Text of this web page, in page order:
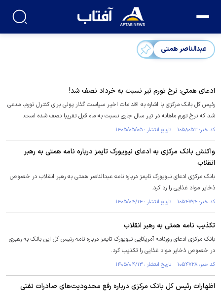
عبدالناصر همتی
ادعای همتی: نرخ تورم تیر نسبت به خرداد نصف شد!
رئیس کل بانک مرکزی با اشاره به اقدامات اخیر سیاست گذار پولی برای کنترل تورم، مدعی
شد که نرخ تورم ماهانه در تیر سال جاری نسبت به ماه قبل تقریبا نصف شده است.
کد خبر: ۱۰۵۸۰۵۳ تاریخ انتشار : ۱۴۰۵/۰۵/۰۵
واکنش بانک مرکزی به ادعای نیویورک تایمز درباره نامه همتی به رهبر
انقلاب
بانک مرکزی ادعای نیویورک تایمز درباره نامه عبدالناصر همتی به رهبر انقلاب در خصوص
ذخایر مواد غذایی را رد کرد.
کد خبر: ۱۰۵۴۷۹۴ تاریخ انتشار : ۱۴۰۵/۰۴/۱۴
تکذیب نامه همتی به رهبر انقلاب
بانک مرکزی ادعای روزنامه آمریکایی نیویورک تایمز درباره نامه رئیس کل این بانک به رهبری
در خصوص ذخایر مواد غذایی را تکذیب کرد.
کد خبر: ۱۰۵۴۷۲۸ تاریخ انتشار : ۱۴۰۵/۰۴/۱۳
اظهارات رئیس‌ کل بانک مرکزی درباره رفع محدودیت‌های صادرات نفتی